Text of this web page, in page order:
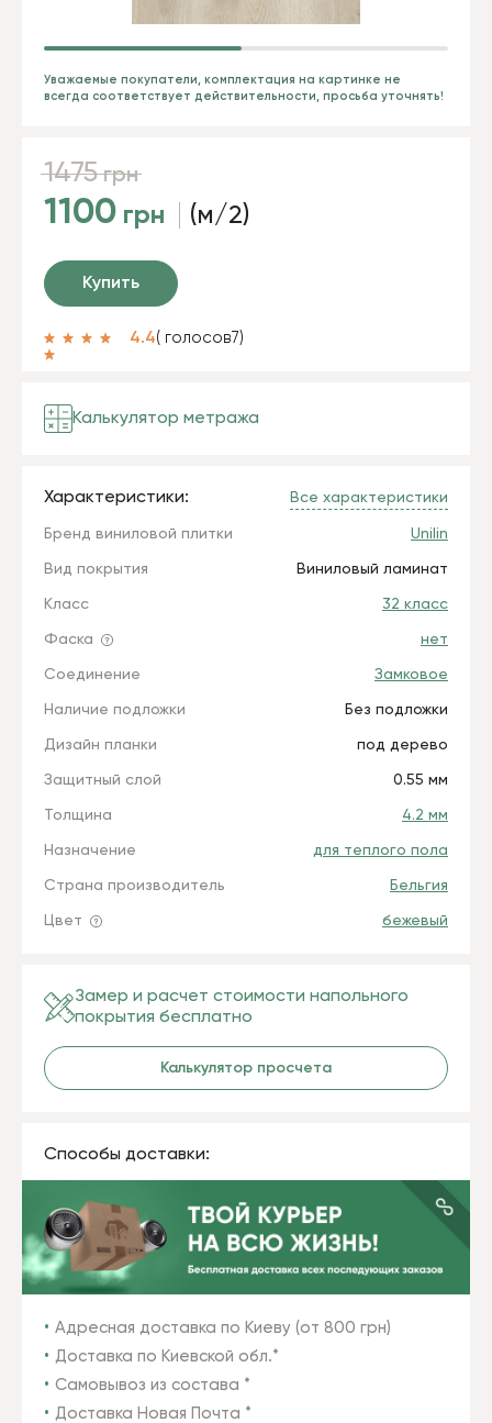
Уважаемые покупатели, комплектация на картинке не
всегда соответствует действительности, просьба уточнять!
1475 грн
1100 грн (м/2)
Купить
4.4( голосов7)
Калькулятор метража
Характеристики: Все характеристики
Бренд виниловой плитки Unilin
Вид покрытия Виниловый ламинат
Класс 32 класс
Фаска нет
Соединение Замковое
Наличие подложки Без подложки
Дизайн планки под дерево
Защитный слой 0.55 мм
Толщина 4.2 мм
Назначение для теплого пола
Страна производитель Бельгия
Цвет бежевый
Замер и расчет стоимости напольного
покрытия бесплатно
Калькулятор просчета
Способы доставки:
Адресная доставка по Киеву (от 800 грн)
Доставка по Киевской обл.*
Самовывоз из состава *
Доставка Новая Почта *